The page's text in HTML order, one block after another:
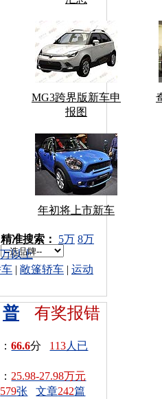
MG3跨界版新车申
报图
年初将上市新车
车型搜索：
精准搜索： 5万 8万
以上
| 敞篷轿车 | 运动
有奖报错
普
66.6分 113人已
25.98-27.98万元
579张 文章242篇